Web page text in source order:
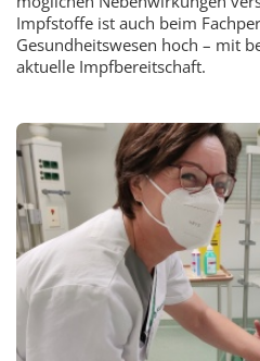
Impfstoffe ist auch beim
Gesundheitswesen hoch – mit
aktuelle Impfbereitschaft.